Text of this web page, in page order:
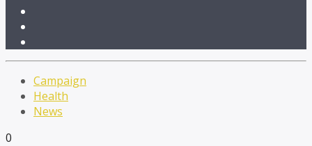
Campaign
Health
News
0